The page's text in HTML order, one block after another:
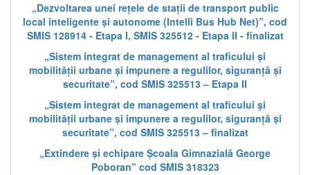
„Dezvoltarea unei rețele de stații de transport public
local inteligente și autonome (Intelli Bus Hub Net)”, cod
SMIS 128914 - Etapa I, SMIS 325512 - Etapa II - finalizat
„Sistem integrat de management al traficului și
mobilității urbane și impunere a regulilor, siguranță și
securitate”, cod SMIS 325513 – Etapa II
„Sistem integrat de management al traficului și
mobilității urbane și impunere a regulilor, siguranță și
securitate”, cod SMIS 325513 – finalizat
„Extindere și echipare Școala Gimnazială George
Poboran” cod SMIS 318323